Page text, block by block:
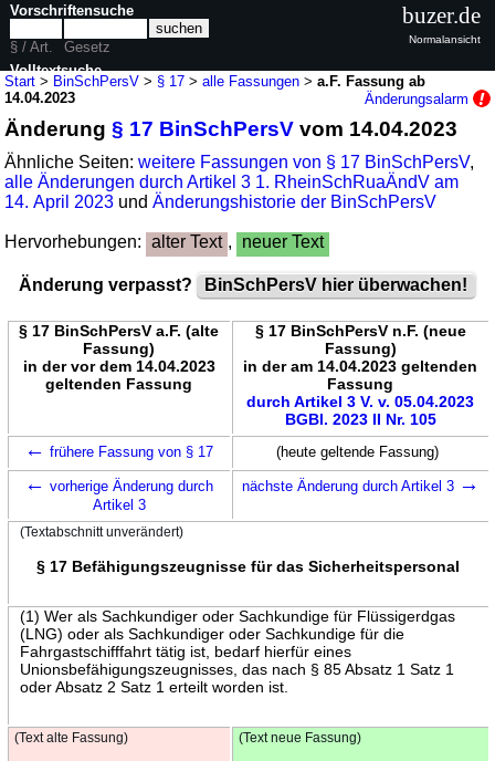
Start > BinSchPersV > § 17 >alle Fassungen >a.F. Fassung ab
14.04.2023
Änderungsalarm
Änderung§ 17 BinSchPersV vom 14.04.2023
Ähnliche Seiten:weitere Fassungen von § 17 BinSchPersV,
alle Änderungen durch Artikel 3 1. RheinSchRuaÄndV am
14. April 2023 undÄnderungshistorie der BinSchPersV
Hervorhebungen: alter Text , neuer Text
Änderung verpasst? BinSchPersV hier überwachen!
§ 17 BinSchPersV a.F. (alte
Fassung)
in der vor dem 14.04.2023
geltenden Fassung
§ 17 BinSchPersV n.F. (neue
Fassung)
in der am 14.04.2023 geltenden
Fassung
durch Artikel 3 V. v. 05.04.2023
BGBl. 2023 II Nr. 105
← frühere Fassung von § 17 (heute geltende Fassung)
← vorherige Änderung durch
Artikel 3
nächste Änderung durch Artikel 3 →
(Textabschnitt unverändert)
§ 17 Befähigungszeugnisse für das Sicherheitspersonal
(1) Wer als Sachkundiger oder Sachkundige für Flüssigerdgas
(LNG) oder als Sachkundiger oder Sachkundige für die
Fahrgastschifffahrt tätig ist, bedarf hierfür eines
Unionsbefähigungszeugnisses, das nach § 85 Absatz 1 Satz 1
oder Absatz 2 Satz 1 erteilt worden ist.
(Text alte Fassung) (Text neue Fassung)
Vorschriftensuche
§ / Art.
Gesetz
Volltextsuche
buzer.de
Normalansicht